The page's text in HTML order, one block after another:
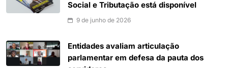
Social e Tributação está disponível
9 de junho de 2026
Entidades avaliam articulação
parlamentar em defesa da pauta dos